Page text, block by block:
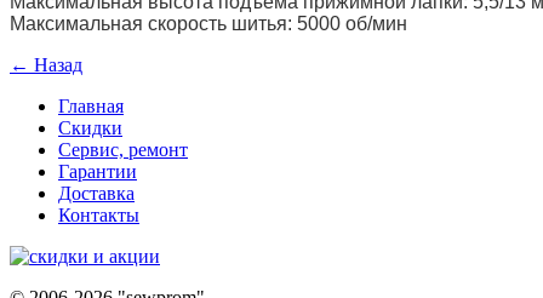
Максимальная скорость шитья: 5000 об/мин
← Назад
Главная
Скидки
Сервис, ремонт
Гарантии
Доставка
Контакты